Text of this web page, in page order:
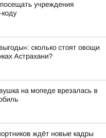
учреждения
коду
сколько стоят овощи
Астрахани?
на мопеде врезалась в
ждёт новые кадры